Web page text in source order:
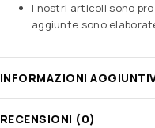
I nostri articoli sono
aggiunte sono
INFORMAZIONI
RECENSIONI (0)